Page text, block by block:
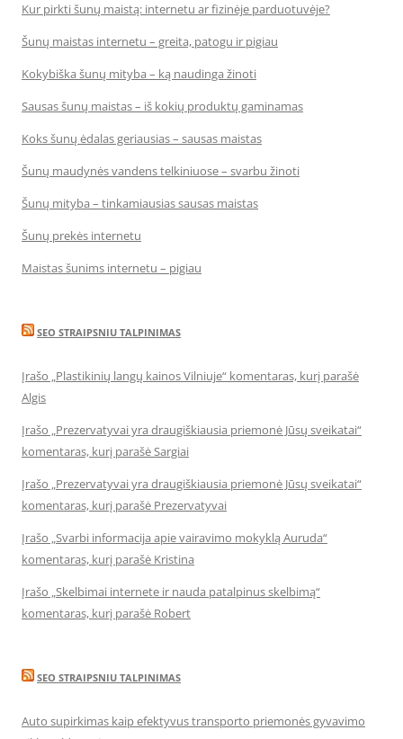
Kur pirkti šunų maistą: internetu ar fizinėje parduotuvėje?
Šunų maistas internetu – greita, patogu ir pigiau
Kokybiška šunų mityba – ką naudinga žinoti
Sausas šunų maistas – iš kokių produktų gaminamas
Koks šunų ėdalas geriausias – sausas maistas
Šunų maudynės vandens telkiniuose – svarbu žinoti
Šunų mityba – tinkamiausias sausas maistas
Šunų prekės internetu
Maistas šunims internetu – pigiau
SEO STRAIPSNIU TALPINIMAS
Įrašo „Plastikinių langų kainos Vilniuje“ komentaras, kurį parašė
Algis
Įrašo „Prezervatyvai yra draugiškiausia priemonė Jūsų sveikatai“
komentaras, kurį parašė Sargiai
Įrašo „Prezervatyvai yra draugiškiausia priemonė Jūsų sveikatai“
komentaras, kurį parašė Prezervatyvai
Įrašo „Svarbi informacija apie vairavimo mokyklą Auruda“
komentaras, kurį parašė Kristina
Įrašo „Skelbimai internete ir nauda patalpinus skelbimą“
komentaras, kurį parašė Robert
SEO STRAIPSNIU TALPINIMAS
Auto supirkimas kaip efektyvus transporto priemonės gyvavimo